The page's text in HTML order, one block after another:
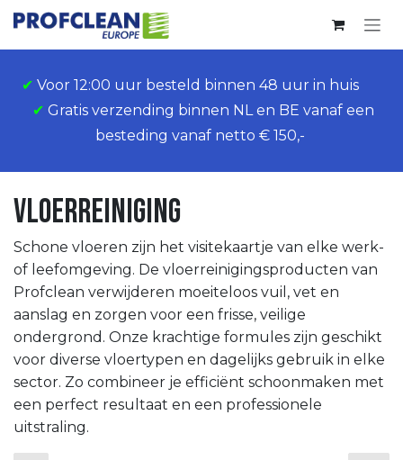
Overslaan naar inhoud
✔ Voor 12:00 uur besteld binnen 48 uur in huis
✔ Gratis verzending binnen NL en BE vanaf een
besteding vanaf netto € 150,-
Vloerreiniging
Schone vloeren zijn het visitekaartje van elke werk-
of leefomgeving. De vloerreinigingsproducten van
Profclean verwijderen moeiteloos vuil, vet en
aanslag en zorgen voor een frisse, veilige
ondergrond. Onze krachtige formules zijn geschikt
voor diverse vloertypen en dagelijks gebruik in elke
sector. Zo combineer je efficiënt schoonmaken met
een perfect resultaat en een professionele
uitstraling.